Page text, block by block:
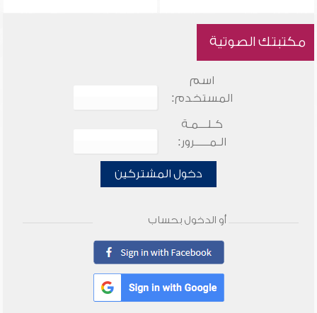
مكتبتك الصوتية
اسم
المستخدم:
كـلـــمـة
الـمـــــرور:
دخول المشتركين
أو الدخول بحساب